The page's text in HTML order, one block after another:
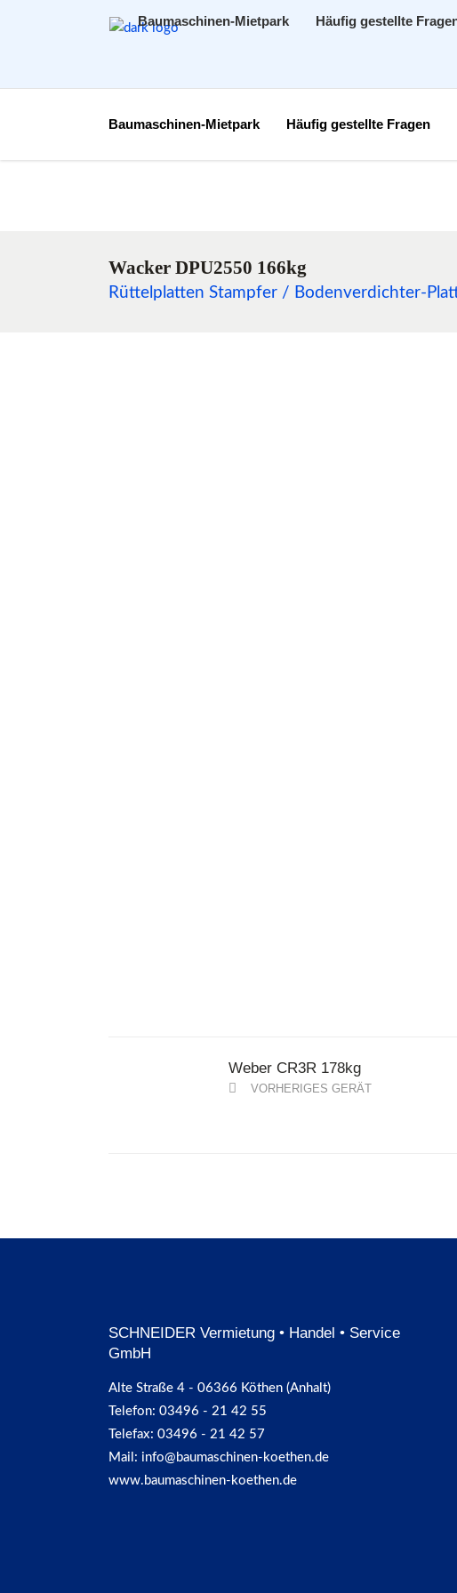
Baumaschinen-Mietpark Häufig gestellte Fragen
Baumaschinen-Mietpark Häufig gestellte
Wacker DPU2550 166kg
Rüttelplatten Stampfer / Bodenverdichter-
Weber CR3R 178kg
VORHERIGES GERÄT
SCHNEIDER Vermietung • Handel • Service
GmbH
Alte Straße 4 - 06366 Köthen (Anhalt)
Telefon: 03496 - 21 42 55
Telefax: 03496 - 21 42 57
Mail: info@baumaschinen-koethen.de
www.baumaschinen-koethen.de